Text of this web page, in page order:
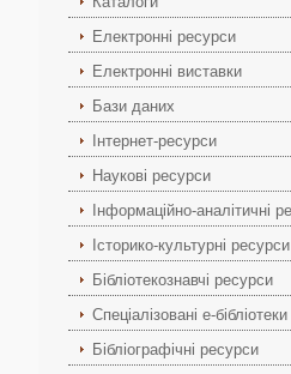
Електронні ресурси
Електронні виставки
Бази даних
Інтернет-ресурси
Наукові ресурси
Інформаційно-аналітичні
Історико-культурні ресурси
Бібліотекознавчі ресурси
Спеціалізовані е-бібліотеки
Бібліографічні ресурси